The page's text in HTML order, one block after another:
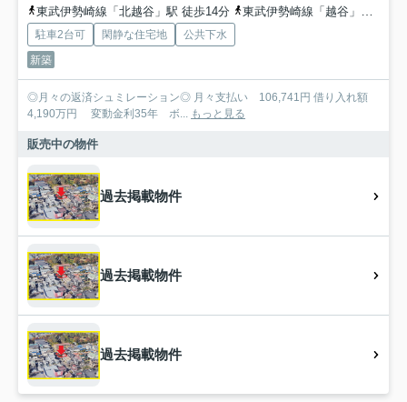
東武伊勢崎線「北越谷」駅 徒歩14分
東武伊勢崎線「越谷」駅 徒歩30分
駐車2台可 閑静な住宅地
公共下水
新築
◎月々の返済シュミレーション◎ 月々支払い 106,741円 借り入れ額
4,190万円 変動金利35年 ボ... もっと見る
販売中の物件
過去掲載物件
過去掲載物件
過去掲載物件